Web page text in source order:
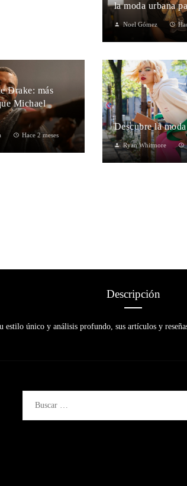
la moda urbana
Noel Gómez
Drake: más
Michael
Hace 2 meses
Descubre la
Ryan Whitmore
Descripción
estilo único y análisis profundo, sus artículos y